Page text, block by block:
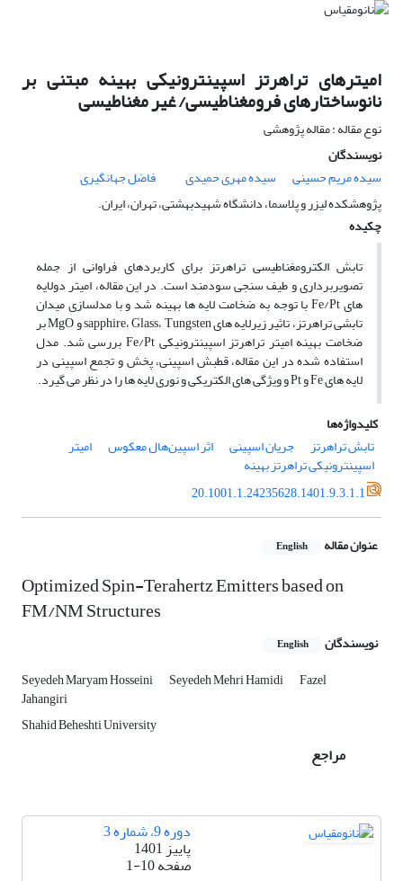
امیترهای تراهرتز اسپینترونیکی بهینه مبتنی بر
نانوساختارهای فرومغناطیسی/ غیر مغناطیسی
نوع مقاله : مقاله پژوهشی
نویسندگان
سیده مریم حسینی
سیده مهری حمیدی
فاضل جهانگیری
پژوهشکده لیزر و پلاسما، دانشگاه شهیدبهشتی، تهران، ایران.
چکیده
تابش الکترومغناطیسی تراهرتز برای کاربردهای فراوانی از جمله
تصویربرداری و طیف سنجی سودمند است. در این مقاله، امیتر دولایه
ه­ای Fe/Pt با توجه به ضخامت لایه ­ها بهینه شد و با مدل­سازی میدان
تابشی تراهرتز، تاثیر زیرلایه ­های sapphire، Glass، Tungsten و MgO بر
ضخامت بهینه امیتر تراهرتز اسپینترونیکی Fe/Pt بررسی شد. مدل
استفاده شده در این مقاله، قطبش اسپینی، پخش و تجمع اسپینی در
لایه­ های Fe و Pt و ویژگی های الکتریکی و نوری لایه­ ها را در نظر می ­گیرد.
کلیدواژه‌ها
تابش تراهرتز
جریان اسپینی اثر اسپین‌هال معکوس امیتر
اسپینترونیکی تراهرتز بهینه
20.1001.1.24235628.1401.9.3.1.1
عنوان مقاله English
Optimized Spin-Terahertz Emitters based on
FM/NM Structures
نویسندگان English
Seyedeh Maryam Hosseini Seyedeh Mehri Hamidi Fazel
Jahangiri
Shahid Beheshti University
مراجع
دوره 9، شماره 3
پاییز 1401
صفحه1-10